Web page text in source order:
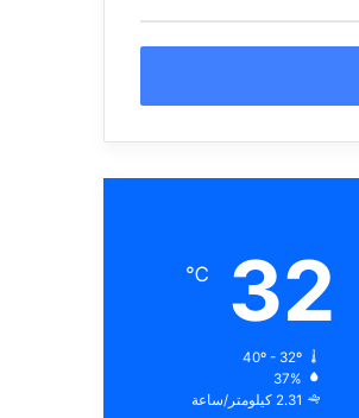
32
℃
40º - 32º
37%
2.31 كيلومتر/ساعة